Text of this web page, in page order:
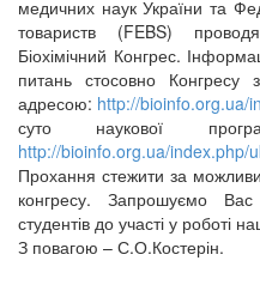
медичних наук України та
товариств (FEBS)
Біохімічний Конгрес.
питань стосовно Конгресу
адресою: http://bioinfo.org.ua/
суто наукової
http://bioinfo.org.ua/index.php/
Прохання стежити за
конгресу. Запрошуємо
студентів до участі у роботі
З повагою – С.О.Костерін.